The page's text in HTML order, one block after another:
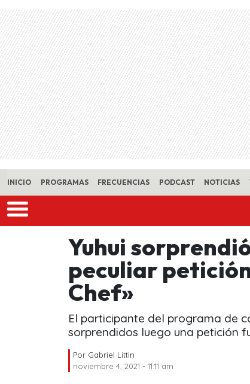
Skip to main content
INICIO PROGRAMAS FRECUENCIAS PODCAST NOTICIAS
Yuhui
peculiar
Chef»
El participante del programa de
sorprendidos luego una petición
Por Gabriel Littin
noviembre 4, 2021 - 11:11 am